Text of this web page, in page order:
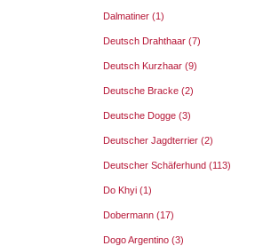
Dalmatiner (1)
Deutsch Drahthaar (7)
Deutsch Kurzhaar (9)
Deutsche Bracke (2)
Deutsche Dogge (3)
Deutscher Jagdterrier (2)
Deutscher Schäferhund (113)
Do Khyi (1)
Dobermann (17)
Dogo Argentino (3)